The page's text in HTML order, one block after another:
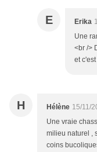
E Erika
Une
<br />
et
H Hélène 15/11/
Une vraie
milieu naturel ,
coins